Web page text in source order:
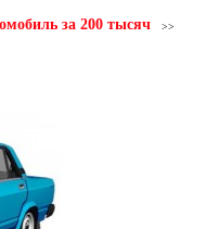
за 200 тысяч